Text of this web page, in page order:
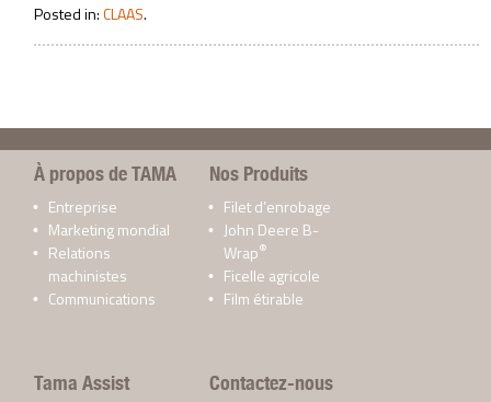
Posted in:CLAAS.
À propos de TAMA
Entreprise
Marketing mondial
Relations
machinistes
Communications
Nos Produits
Filet d’enrobage
John Deere B-
Wrap®
Ficelle agricole
Film étirable
Tama Assist
Contactez-nous